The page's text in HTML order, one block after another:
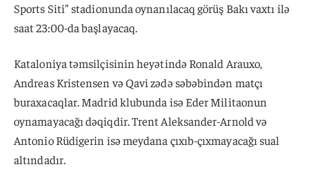
Sports Siti” stadionunda oynanılacaq görüş Bakı vaxtı ilə
saat 23:00-da başlayacaq.
Kataloniya təmsilçisinin heyətində Ronald Arauxo,
Andreas Kristensen və Qavi zədə səbəbindən matçı
buraxacaqlar. Madrid klubunda isə Eder Militaonun
oynamayacağı dəqiqdir. Trent Aleksander-Arnold və
Antonio Rüdigerin isə meydana çıxıb-çıxmayacağı sual
altındadır.